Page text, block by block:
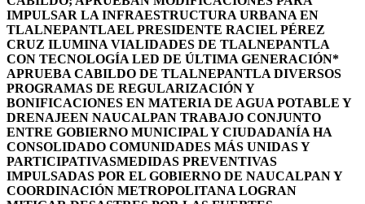
IMPULSAR LA INFRAESTRUCTURA URBANA EN
TLALNEPANTLAEL PRESIDENTE RACIEL PÉREZ
CRUZ ILUMINA VIALIDADES DE TLALNEPANTLA
CON TECNOLOGÍA LED DE ÚLTIMA GENERACIÓN*
APRUEBA CABILDO DE TLALNEPANTLA DIVERSOS
PROGRAMAS DE REGULARIZACIÓN Y
BONIFICACIONES EN MATERIA DE AGUA POTABLE Y
DRENAJEEN NAUCALPAN TRABAJO CONJUNTO
ENTRE GOBIERNO MUNICIPAL Y CIUDADANÍA HA
CONSOLIDADO COMUNIDADES MÁS UNIDAS Y
PARTICIPATIVASMEDIDAS PREVENTIVAS
IMPULSADAS POR EL GOBIERNO DE NAUCALPAN Y
COORDINACIÓN METROPOLITANA LOGRAN